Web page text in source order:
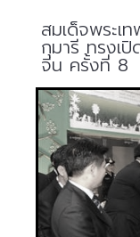
สมเด็จพระเ
กุมารี ทรงเ
จีน ครั้งที่ 8